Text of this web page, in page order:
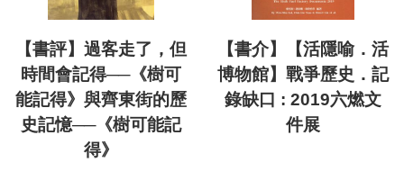
【書評】過客走了，但
時間會記得──《樹可
能記得》與齊東街的歷
史記憶──《樹可能記
得》
【書介】【活隱喻．活
博物館】戰爭歷史．記
錄缺口 : 2019六燃文
件展